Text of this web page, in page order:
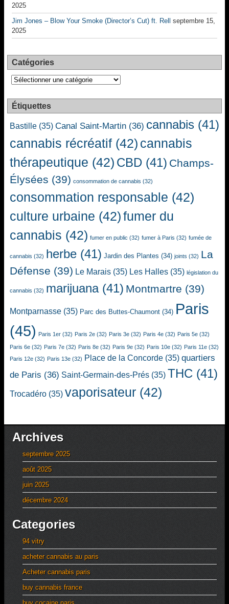
2025
Jim Jones – Blow Your Smoke (Director’s Cut) ft. Rell
septembre 15,
2025
Catégories
Catégories
Étiquettes
Bastille (35) Canal Saint-Martin (36) cannabis (41)
cannabis récréatif (42) cannabis
thérapeutique (42) CBD (41) Champs-
Élysées (39) consommation de cannabis (32)
consommation responsable (42)
culture urbaine (42)fumer du
cannabis (42) fumer en public (32) fumer à Paris (32) fumée de
cannabis (32) herbe (41) Jardin des Plantes (34) joints (32) La
Défense (39) Le Marais (35) Les Halles (35) législation du
cannabis (32) marijuana(41) Montmartre (39)
Montparnasse (35) Parc des Buttes-Chaumont (34) Paris
(45) Paris 1er (32) Paris 2e (32) Paris 3e (32) Paris 4e (32) Paris 5e (32)
Paris 6e (32) Paris 7e (32) Paris 8e (32) Paris 9e (32) Paris 10e (32) Paris 11e (32)
Paris 12e (32) Paris 13e (32) Place de la Concorde (35) quartiers
de Paris (36) Saint-Germain-des-Prés (35) THC (41)
Trocadéro (35) vaporisateur (42)
Archives
septembre 2025
août 2025
juin 2025
décembre 2024
Categories
94 vitry
acheter cannabis au paris
Acheter cannabis paris
buy cannabis france